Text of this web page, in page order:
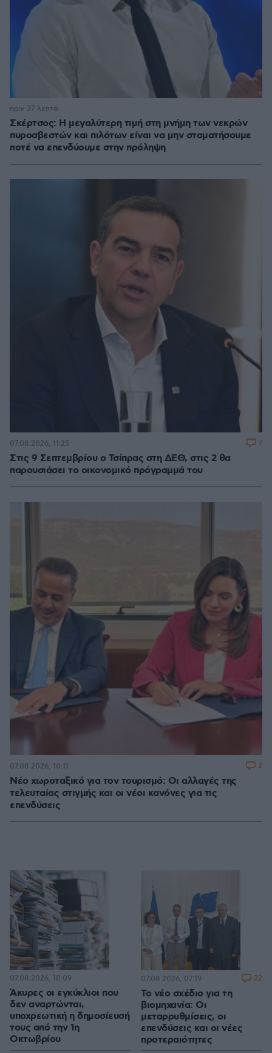
Σκέρτσος: Η μεγαλύτερη τιμή στη μνήμη των νεκρών
πυροσβεστών και πιλότων είναι να μην σταματήσουμε
ποτέ να επενδύουμε στην πρόληψη
πριν 37 λεπτά
Στις 9 Σεπτεμβρίου ο Τσίπρας στη ΔΕΘ, στις 2 θα
παρουσιάσει το οικονομικό πρόγραμμά του
07.08.2026, 11:25 7
Νέο χωροταξικό για τον τουρισμό: Οι αλλαγές της
τελευταίας στιγμής και οι νέοι κανόνες για τις
επενδύσεις
07.08.2026, 10:11 2
Άκυρες οι εγκύκλιοι που
δεν αναρτώνται,
υποχρεωτική η δημοσίευσή
τους από την 1η
Οκτωβρίου
07.08.2026, 10:09
Το νέο σχέδιο για τη
βιομηχανία: Οι
μεταρρυθμίσεις, οι
επενδύσεις και οι νέες
προτεραιότητες
07.08.2026, 07:19 22